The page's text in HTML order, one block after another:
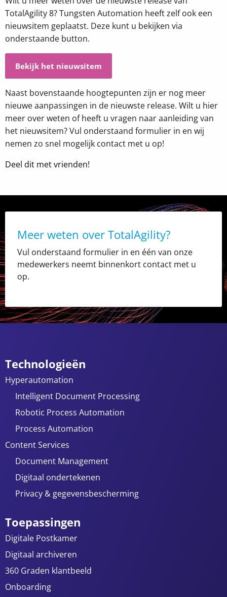
TotalAgility 8? Tungsten Automation heeft zelf ook een
nieuwsitem geplaatst. Deze kunt u bekijken via
onderstaande button.
Bekijk het nieuwsitem
Naast bovenstaande hoogtepunten zijn er nog meer
nieuwe aanpassingen in de nieuwste release. Wilt u hier
meer over weten of heeft u vragen naar aanleiding van
het nieuwsitem? Vul onderstaand formulier in en wij
nemen zo snel mogelijk contact met u op!
Deel dit met vrienden!
Meer weten over TotalAgility?
Vul onderstaand formulier in en één van onze
medewerkers neemt binnenkort contact met u
op.
Technologieën
Hyperautomation
Intelligent Document Processing
Robotic Process Automation
Process Automation
Content Services
Document Management
Digitaal ondertekenen
Privacy & gegevensbescherming
Toepassingen
Digitale Postkamer
Digitaal archiveren
360 Graden klantbeeld
Onboarding